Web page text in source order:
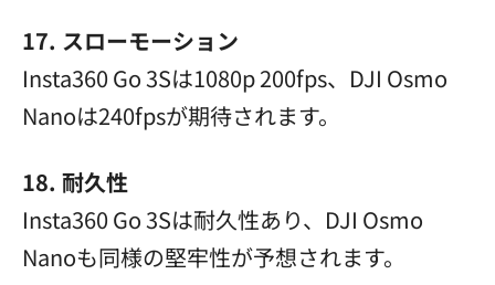
17. スローモーション
Insta360 Go 3Sは1080p 200fps、DJI Osmo
Nanoは240fpsが期待されます。
18. 耐久性
Insta360 Go 3Sは耐久性あり、DJI Osmo
Nanoも同様の堅牢性が予想されます。